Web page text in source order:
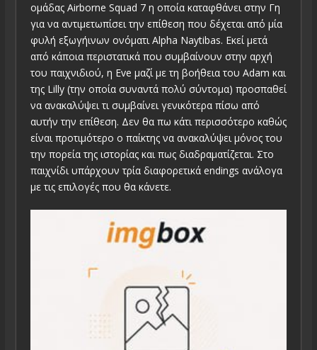
ομάδας Airborne Squad 7 η οποία καταφθάνει στην Γη
για να αντιμετωπίσει την επίθεση που δέχεται από μία
φυλή εξωγήινων ονόματι Alpha Naytibas. Εκεί μετά
από κάποια περιστατικά που συμβαίνουν στην αρχή
του παιχνιδιού, η Eve μαζί με τη βοήθεια του Adam και
της Lilly (την οποία συναντά πολύ σύντομα) προσπαθεί
να ανακαλύψει τι συμβαίνει γενικότερα πίσω από
αυτήν την επίθεση. Δεν θα πω κάτι περισσότερο καθώς
είναι προτιμότερο ο παίκτης να ανακαλύψει μόνος του
την πορεία της ιστορίας και πως διαδραματίζεται. Στο
παιχνίδι υπάρχουν τρία διαφορετικά endings ανάλογα
με τις επιλογές που θα κάνετε.